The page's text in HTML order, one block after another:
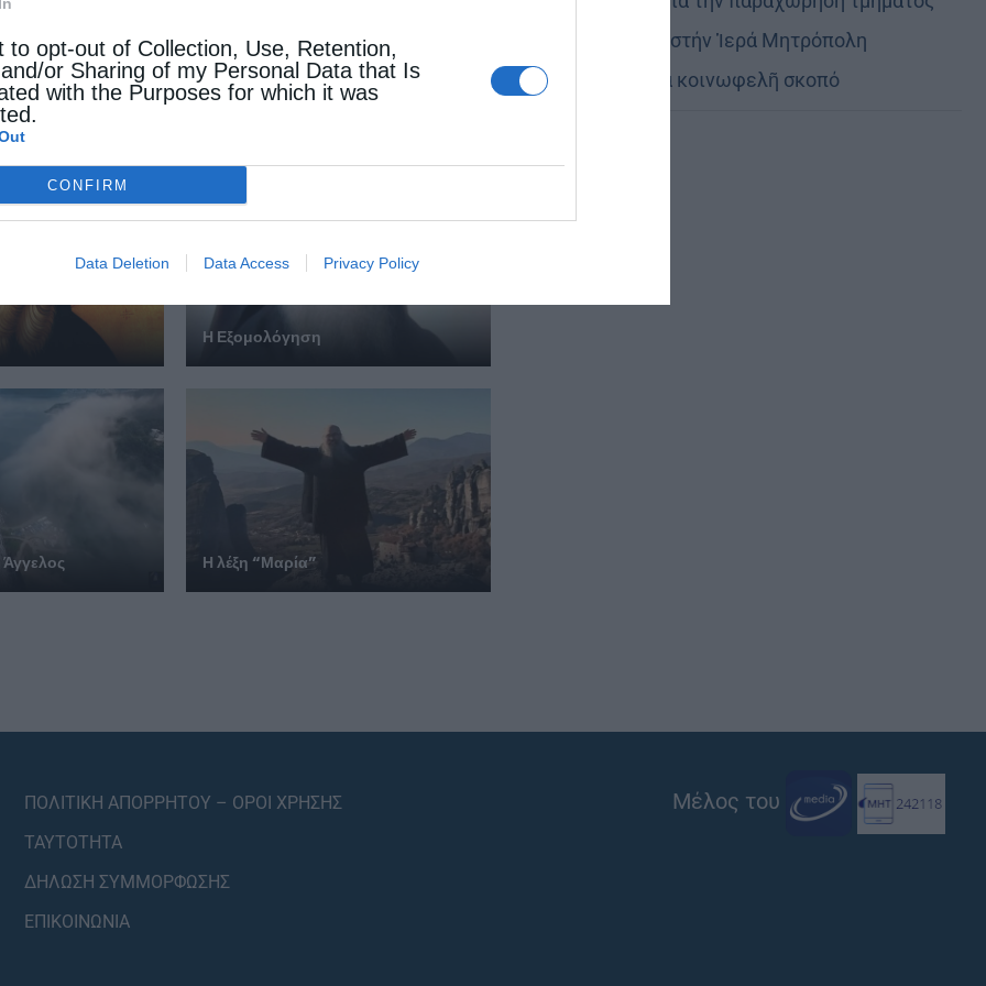
to opt-out of Collection, Use, Retention,
or Sharing of my Personal Data that Is
with the Purposes for which it was
CONFIRM
Data Deletion Data Access Privacy Policy
Η Εξομολόγηση
Η λέξη “Μαρία”
στρατοπέδου στήν Ἱερά Μητρόπολη
Καστορίας γιά κοινωφελῆ σκοπό
ΠΟΛΙΤΙΚΗ ΑΠΟΡΡΗΤΟΥ – ΟΡΟΙ ΧΡΗΣΗΣ
ΤΑΥΤΟΤΗΤΑ
ΔΗΛΩΣΗ ΣΥΜΜΟΡΦΩΣΗΣ
ΕΠΙΚΟΙΝΩΝΙΑ
Μέλος του